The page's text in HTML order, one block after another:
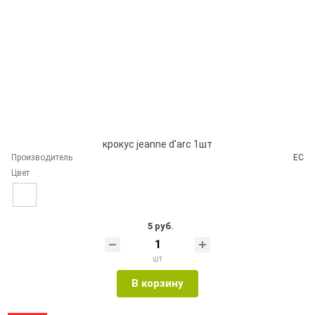
крокус jeanne d'arc 1шт
Производитель
ЕС
Цвет
5 руб.
шт
В корзину